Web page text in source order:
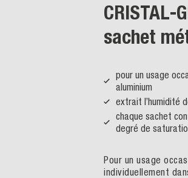
CRISTAL-
sachet
pour un usage
aluminium
extrait l’humidité
chaque sachet
degré de
Pour un usage
individuellement